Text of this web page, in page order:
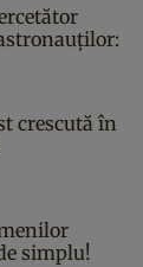
crescută în
simplu!